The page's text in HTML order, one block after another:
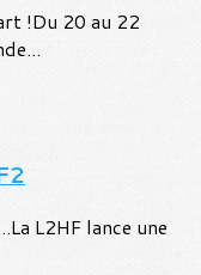
!Du 20 au 22
L2HF lance une